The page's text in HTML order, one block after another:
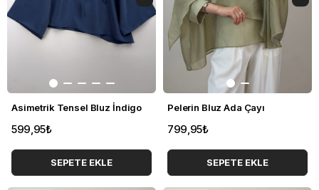
Asimetrik Tensel Bluz İndigo
599,95₺
SEPETE EKLE
Pelerin Bluz Ada Çayı
799,95₺
SEPETE EKLE